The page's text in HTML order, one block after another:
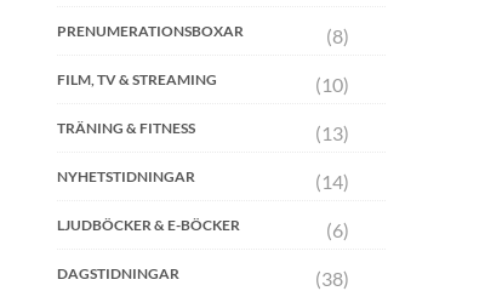
PRENUMERATIONSBOXAR (8)
FILM, TV & STREAMING (10)
TRÄNING & FITNESS (13)
NYHETSTIDNINGAR (14)
LJUDBÖCKER & E-BÖCKER (6)
DAGSTIDNINGAR (38)